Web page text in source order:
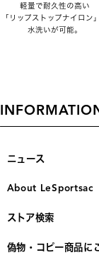
軽量で耐久性の高い
「リップストップナイロン
水洗いが可能。
ニュース
About LeSportsac
ストア検索
偽物・コピー商品に